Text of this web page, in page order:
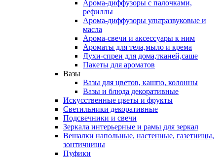
Арома-диффузоры с палочками,
рефиллы
Арома-диффузоры ультразвуковые и
масла
Арома-свечи и аксессуары к ним
Ароматы для тела,мыло и крема
Духи-спреи для дома,тканей,саше
Пакеты для ароматов
Вазы
Вазы для цветов, кашпо, колонны
Вазы и блюда декоративные
Искусственные цветы и фрукты
Светильники декоративные
Подсвечники и свечи
Зеркала интерьерные и рамы для зеркал
Вешалки напольные, настенные, газетницы,
зонтичницы
Пуфики